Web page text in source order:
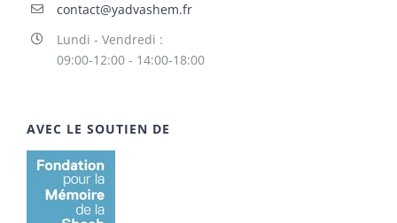
contact@yadvashem.fr
Lundi - Vendredi :
09:00-12:00 - 14:00-18:00
AVEC LE SOUTIEN DE